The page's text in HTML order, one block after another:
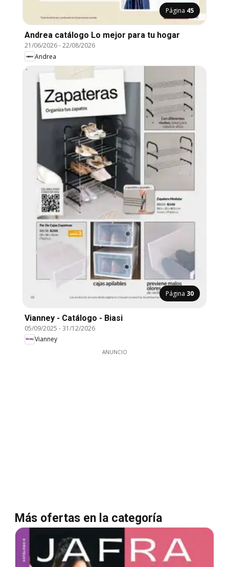
Página 45
Andrea catálogo Lo mejor para tu hogar
21/06/2026-22/08/2026
Andrea
Página 30
Vianney - Catálogo - Biasi
05/09/2025 -31/12/2026
Vianney
ANUNCIO
Más ofertas en la categoría